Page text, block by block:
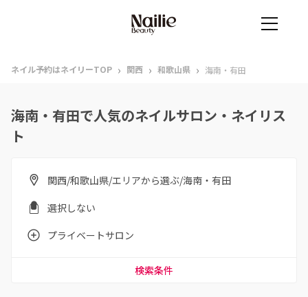
ネイル予約はネイリーTOP › 関西 › 和歌山県 › 海南・有田
海南・有田で人気のネイルサロン・ネイリス
ト
関西/和歌山県/エリアから選ぶ/海南・有田
選択しない
プライベートサロン
検索条件